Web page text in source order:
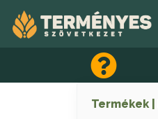
Termékek